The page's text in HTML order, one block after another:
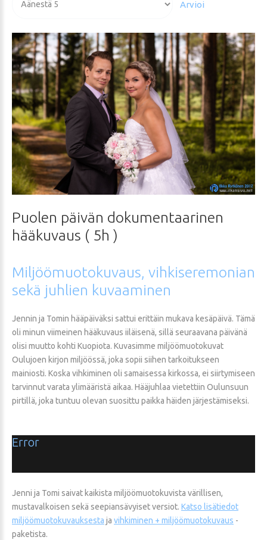
arvioida
Puolen päivän dokumentaarinen
hääkuvaus ( 5h )
Miljöömuotokuvaus, vihkiseremonian
sekä juhlien kuvaaminen
Jennin ja Tomin hääpäiväksi sattui erittäin mukava kesäpäivä. Tämä
oli minun viimeinen hääkuvaus iiläisenä, sillä seuraavana päivänä
olisi muutto kohti Kuopiota. Kuvasimme miljöömuotokuvat
Oulujoen kirjon miljöössä, joka sopii siihen tarkoitukseen
mainiosti. Koska vihkiminen oli samaisessa kirkossa, ei siirtymiseen
tarvinnut varata ylimääristä aikaa. Hääjuhlaa vietettiin Oulunsuun
pirtillä, joka tuntuu olevan suosittu paikka häiden järjestämiseksi.
Error
Jenni ja Tomi saivat kaikista miljöömuotokuvista värillisen,
mustavalkoisen sekä seepiansävyiset versiot. Katso lisätiedot
miljöömuotokuvauksesta ja vihkiminen + miljöömuotokuvaus -
paketista.